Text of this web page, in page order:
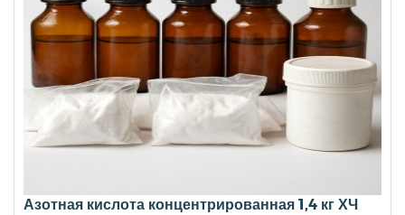
Азотная кислота концентрированная 1,4 кг ХЧ